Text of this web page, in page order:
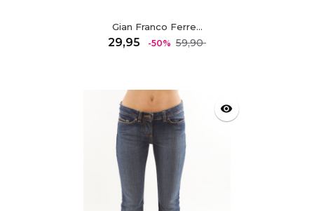
Gian Franco Ferre...
29,95
Regulärer
-50% 59,90Preis
visibility